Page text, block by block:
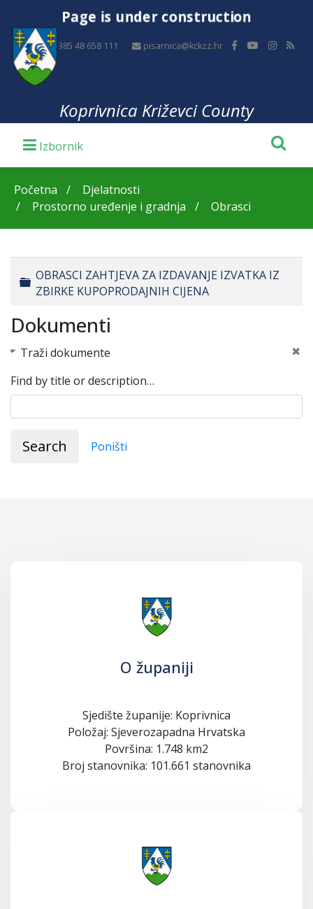
Page is under construction
+385 48 658 111 pisarnica@kckzz.hr
Koprivnica Križevci County
Početna
Djelatnosti
Prostorno uređenje i gradnja
Obrasci
Folder
OBRASCI ZAHTJEVA ZA IZDAVANJE IZVATKA IZ
ZBIRKE KUPOPRODAJNIH CIJENA
Dokumenti
Traži dokumente
Find by title or description…
Search Poništi
O županiji
Sjedište županije: Koprivnica
Položaj: Sjeverozapadna Hrvatska
Površina: 1.748 km2
Broj stanovnika: 101.661 stanovnika